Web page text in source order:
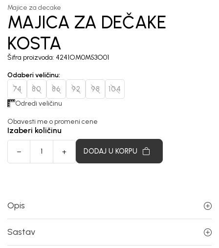
Majice za decake
MAJICA ZA DEČAKE
KOSTA
Šifra proizvoda: 4241OM0M53O01
Odaberi veličinu:
74 80 86 92 98 104
Odredi veličinu
Obavesti me o promeni cene
Izaberi količinu
DODAJ U KORPU
Opis
Sastav